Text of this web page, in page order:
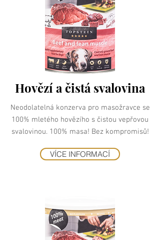
Hovězí a čistá svalovina
Neodolatelná konzerva pro masožravce se
100% mletého hovězího s čistou vepřovou
svalovinou. 100% masa! Bez kompromisů!
VÍCE INFORMACÍ